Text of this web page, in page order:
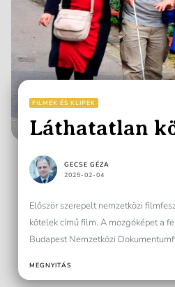
FILMEK ÉS KLIPEK
Láthatatlan
GECSE GÉZA
2025-02-04
Először szerepelt nemzetközi
kötelek című film. A mozgóképet a
Budapest Nemzetközi
MEGNYITÁS